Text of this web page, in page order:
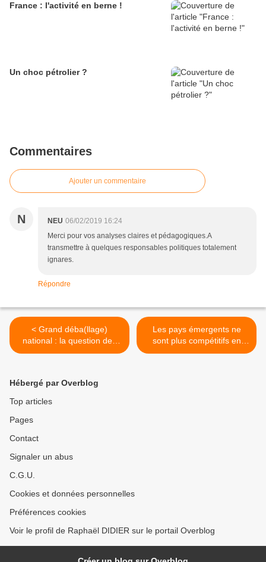
France : l'activité en berne !
Un choc pétrolier ?
Commentaires
Ajouter un commentaire
N NEU 06/02/2019 16:24
Merci pour vos analyses claires et pédagogiques.A
transmettre à quelques responsables politiques totalement
ignares.
Répondre
< Grand déba(llage)
national : la question des
dépenses publiques
Les pays émergents ne
sont plus compétitifs en
termes de coûts de
Hébergé par Overblog
Top articles
Pages
Contact
Signaler un abus
C.G.U.
Cookies et données personnelles
Préférences cookies
Voir le profil de Raphaël DIDIER sur le portail Overblog